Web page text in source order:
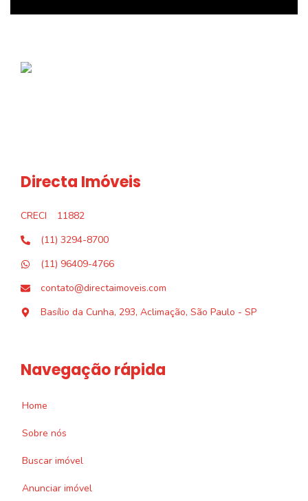
Directa Imóveis
CRECI
11882
(11) 3294-8700
(11) 96409-4766
contato@directaimoveis.com
Basílio da Cunha, 293, Aclimação, São Paulo - SP
Navegação rápida
Home
Sobre nós
Buscar imóvel
Anunciar imóvel